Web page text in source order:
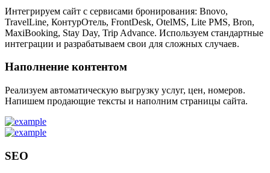
Интегрируем сайт с сервисами бронирования: Bnovo,
TravelLine, КонтурОтель, FrontDesk, OtelMS, Lite PMS, Bron,
MaxiBooking, Stay Day, Trip Advance. Используем стандартные
интеграции и разрабатываем свои для сложных случаев.
Наполнение контентом
Реализуем автоматическую выгрузку услуг, цен, номеров.
Напишем продающие тексты и наполним страницы сайта.
SEO